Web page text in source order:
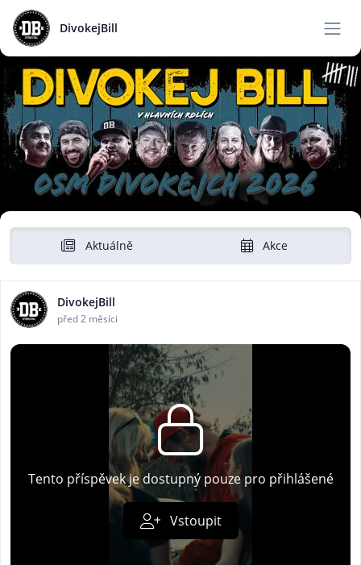
DivokejBill
Aktuálně Akce
DivokejBill
před 2 měsíci
Tento příspěvek je dostupný pouze pro přihlášené
Vstoupit